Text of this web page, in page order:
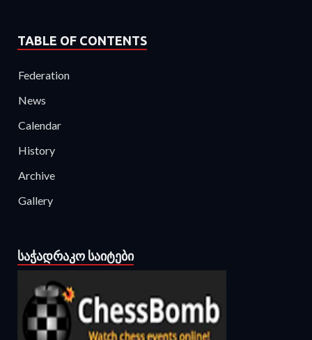
TABLE OF CONTENTS
Federation
News
Calendar
History
Archive
Gallery
ᲡᲐᲭᲐᲓᲠᲐᲙᲝ ᲡᲐᲘᲢᲔᲑᲘ